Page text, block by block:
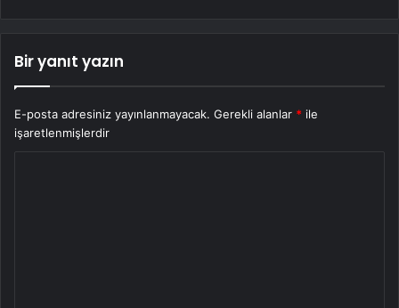
Bir yanıt yazın
E-posta adresiniz yayınlanmayacak. Gerekli alanlar * ile
işaretlenmişlerdir